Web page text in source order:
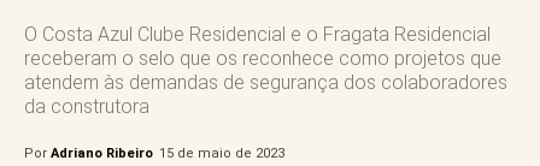
O Costa Azul Clube Residencial e o Fragata Residencial
receberam o selo que os reconhece como projetos que
atendem às demandas de segurança dos colaboradores
da construtora
Por Adriano Ribeiro 15 de maio de 2023